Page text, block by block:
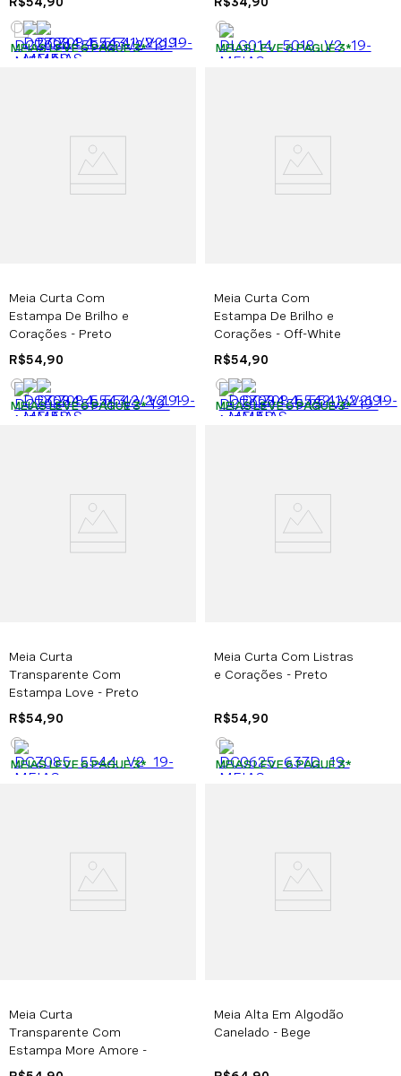
MEIAS LEVE 6 PAGUE 3* MEIAS LEVE 6 PAGUE 3*
Meia Curta Com
Estampa De Brilho e
Corações - Preto
R$54,90
MEIAS LEVE 6 PAGUE 3*
Meia Curta Com
Estampa De Brilho e
Corações - Off-White
R$54,90
MEIAS LEVE 6 PAGUE 3*
Meia Curta
Transparente Com
Estampa Love - Preto
R$54,90
MEIAS LEVE 6 PAGUE 3*
Meia Curta Com Listras
e Corações - Preto
R$54,90
MEIAS LEVE 6 PAGUE 3*
Meia Curta
Transparente Com
Estampa More Amore -
Preto
Meia Alta Em Algodão
Canelado - Bege